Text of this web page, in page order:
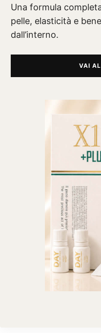
Una formula
pelle, elasticità e
dall’interno.
VAI